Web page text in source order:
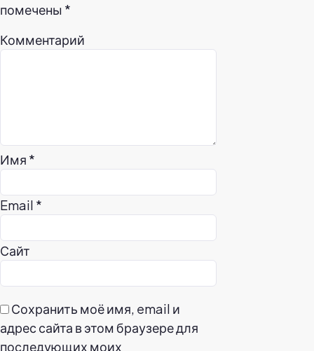
помечены *
Комментарий
Имя *
Email *
Сайт
Сохранить моё имя, email и
адрес сайта в этом браузере для
последующих моих